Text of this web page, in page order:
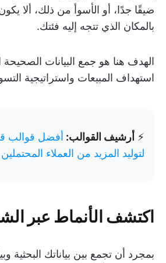
ضيقًا جدًا، أو الأسوأ من ذلك، ألا
بالمكان الذي تتجه إليه فئتك.
الهدف هنا هو جمع البيانات
استهداف المبيعات واستراتيجية
⚡ أرشيف القوالب: أفضل قوالب
لتوليد المزيد من العملاء المحتملين
اكتشف الأنماط عبر
بمجرد أن تجمع بين بياناتك البحثية